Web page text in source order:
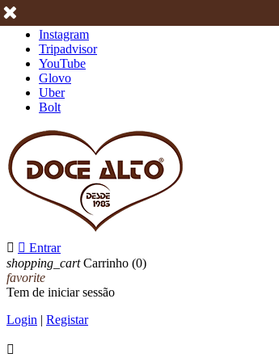
Instagram
Tripadvisor
YouTube
Glovo
Uber
Bolt
  Entrar
shopping_cart Carrinho (0)
favorite
Tem de iniciar sessão
Login | Registar
